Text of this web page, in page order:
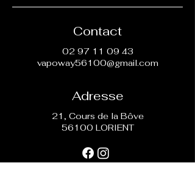
2 boosters afin de les
Contact
02 97 11 09 43
vapoway56100@gmail.com
Adresse
21, Cours de la Bôve
56100 LORIENT